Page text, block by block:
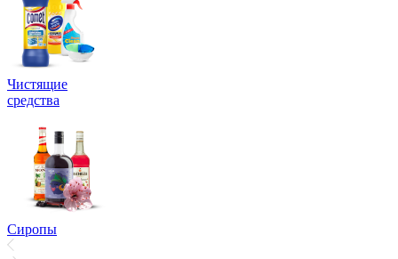
Чистящие
средства
Сиропы